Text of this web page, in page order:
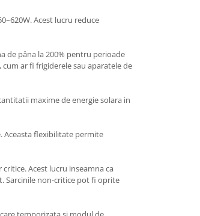
Acest lucru reduce
de pâna la 200% pentru perioade
ar fi frigiderele sau aparatele de
maxime de energie solara in
Aceasta flexibilitate permite
Acest lucru inseamna ca
Sarcinile non-critice pot fi oprite